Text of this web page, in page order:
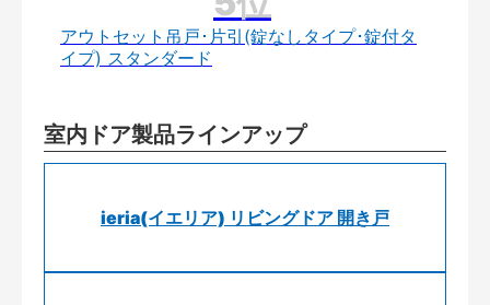
アウトセット吊戸･片引(錠なしタイプ･錠付タ
イプ) スタンダード
室内ドア製品ラインアップ
ieria(イエリア) リビングドア 開き戸